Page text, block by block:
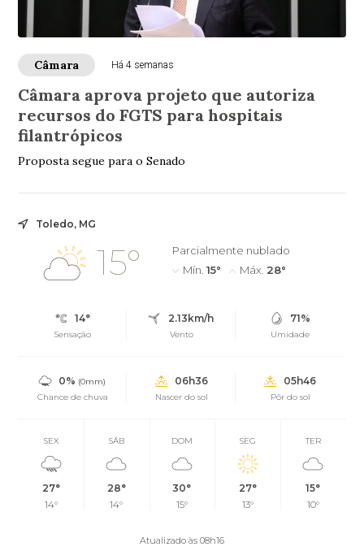
Câmara Há 4 semanas
Câmara aprova projeto que autoriza
recursos do FGTS para hospitais
filantrópicos
Proposta segue para o Senado
Toledo, MG
15°
Parcialmente nublado
Mín. 15° Máx. 28°
14°
Sensação
2.13km/h
Vento
71%
Umidade
0% (0mm)
Chance de chuva
06h36
Nascer do sol
05h46
Pôr do sol
SEX
27°
14°
SÁB
28°
14°
DOM
30°
15°
SEG
27°
13°
TER
15°
10°
Atualizado às 08h16